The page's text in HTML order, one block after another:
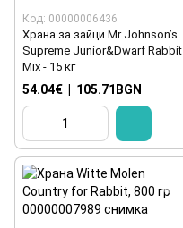
Код: 00000006436
Храна за зайци Mr Johnson’s
Supreme Junior&Dwarf Rabbit
Mix - 15 кг
54.04€ 105.71BGN